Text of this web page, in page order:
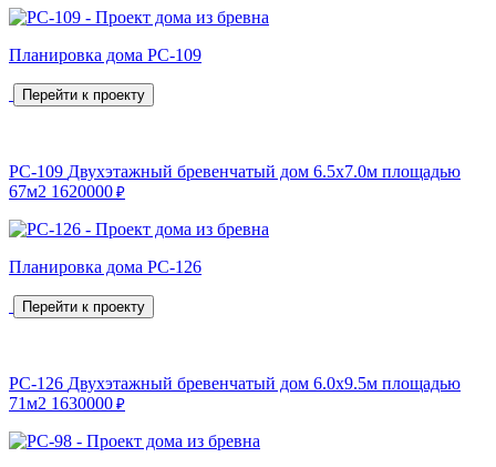
Планировка дома РС-109
Перейти к проекту
РС-109 Двухэтажный бревенчатый дом 6.5х7.0м площадью
67м2 1620000 ₽
Планировка дома РС-126
Перейти к проекту
РС-126 Двухэтажный бревенчатый дом 6.0х9.5м площадью
71м2 1630000 ₽